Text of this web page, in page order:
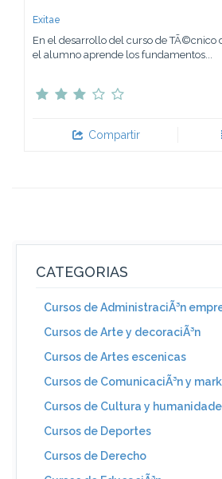
Exitae
En el desarrollo del curso de TÃ©cnico
el alumno aprende los fundamentos...
Compartir
CATEGORIAS
Cursos de AdministraciÃ³n
Cursos de Arte y decoraciÃ³n
Cursos de Artes escenicas
Cursos de ComunicaciÃ³n y
Cursos de Cultura y
Cursos de Deportes
Cursos de Derecho